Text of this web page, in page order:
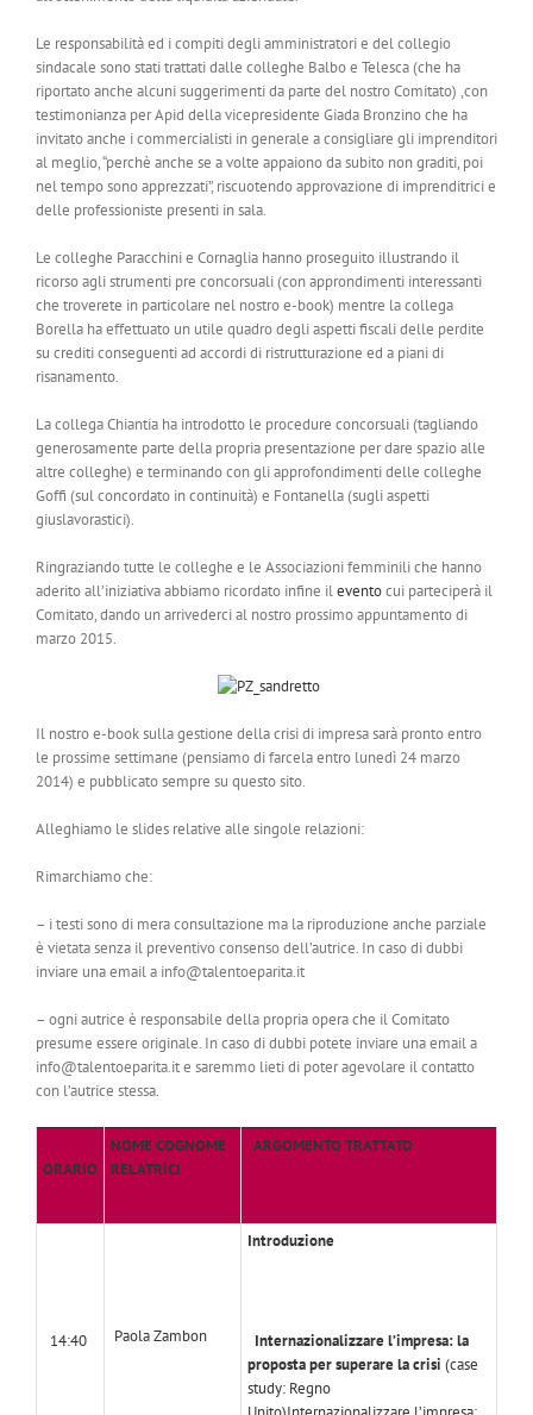
Le responsabilità ed i compiti degli amministratori e del collegio
sindacale sono stati trattati dalle colleghe Balbo e Telesca (che ha
riportato anche alcuni suggerimenti da parte del nostro Comitato) ,con
testimonianza per Apid della vicepresidente Giada Bronzino che ha
invitato anche i commercialisti in generale a consigliare gli imprenditori
al meglio, “perchè anche se a volte appaiono da subito non graditi, poi
nel tempo sono apprezzati”, riscuotendo approvazione di imprenditrici e
delle professioniste presenti in sala.
Le colleghe Paracchini e Cornaglia hanno proseguito illustrando il
ricorso agli strumenti pre concorsuali (con approndimenti interessanti
che troverete in particolare nel nostro e-book) mentre la collega
Borella ha effettuato un utile quadro degli aspetti fiscali delle perdite
su crediti conseguenti ad accordi di ristrutturazione ed a piani di
risanamento.
La collega Chiantia ha introdotto le procedure concorsuali (tagliando
generosamente parte della propria presentazione per dare spazio alle
altre colleghe) e terminando con gli approfondimenti delle colleghe
Goffi (sul concordato in continuità) e Fontanella (sugli aspetti
giuslavorastici).
Ringraziando tutte le colleghe e le Associazioni femminili che hanno
aderito all’iniziativa abbiamo ricordato infine ileventocui parteciperà il
Comitato, dando un arrivederci al nostro prossimo appuntamento di
marzo 2015.
Il nostro e-book sulla gestione della crisi di impresa sarà pronto entro
le prossime settimane (pensiamo di farcela entro lunedì 24 marzo
2014) e pubblicato sempre su questo sito.
Alleghiamo le slides relative alle singole relazioni:
Rimarchiamo che:
– i testi sono di mera consultazione ma la riproduzione anche parziale
è vietata senza il preventivo consenso dell’autrice. In caso di dubbi
inviare una email a info@talentoeparita.it
– ogni autrice è responsabile della propria opera che il Comitato
presume essere originale. In caso di dubbi potete inviare una email a
info@talentoeparita.it e saremmo lieti di poter agevolare il contatto
con l’autrice stessa.
ORARIO
NOME COGNOME
RELATRICI
ARGOMENTO TRATTATO
Paola Zambon
Introduzione
14:40
Internazionalizzare l’impresa: la
proposta per superare la crisi (case
study: Regno